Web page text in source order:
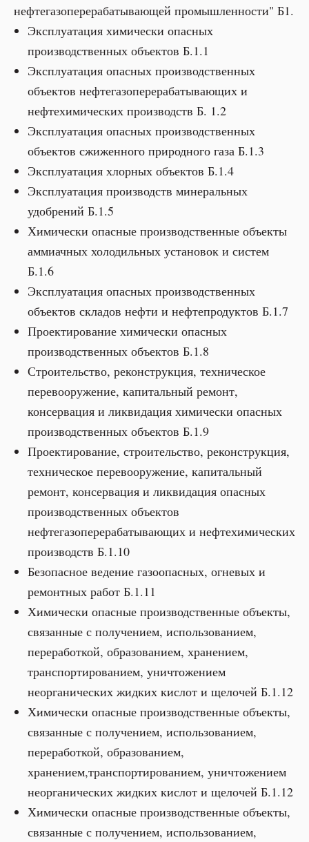
нефтегазоперерабатывающей промышленности" Б1.
Эксплуатация химически опасных
производственных объектов Б.1.1
Эксплуатация опасных производственных
объектов нефтегазоперерабатывающих и
нефтехимических производств Б. 1.2
Эксплуатация опасных производственных
объектов сжиженного природного газа Б.1.3
Эксплуатация хлорных объектов Б.1.4
Эксплуатация производств минеральных
удобрений Б.1.5
Химически опасные производственные объекты
аммиачных холодильных установок и систем
Б.1.6
Эксплуатация опасных производственных
объектов складов нефти и нефтепродуктов Б.1.7
Проектирование химически опасных
производственных объектов Б.1.8
Строительство, реконструкция, техническое
перевооружение, капитальный ремонт,
консервация и ликвидация химически опасных
производственных объектов Б.1.9
Проектирование, строительство, реконструкция,
техническое перевооружение, капитальный
ремонт, консервация и ликвидация опасных
производственных объектов
нефтегазоперерабатывающих и нефтехимических
производств Б.1.10
Безопасное ведение газоопасных, огневых и
ремонтных работ Б.1.11
Химически опасные производственные объекты,
связанные с получением, использованием,
переработкой, образованием, хранением,
транспортированием, уничтожением
неорганических жидких кислот и щелочей Б.1.12
Химически опасные производственные объекты,
связанные с получением, использованием,
переработкой, образованием,
хранением,транспортированием, уничтожением
неорганических жидких кислот и щелочей Б.1.12
Химически опасные производственные объекты,
связанные с получением, использованием,